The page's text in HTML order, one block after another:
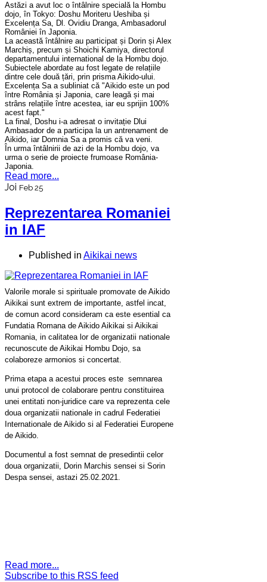
Astăzi a avut loc o întâlnire specială la Hombu
dojo, în Tokyo: Doshu Moriteru Ueshiba și
Excelența Sa, Dl. Ovidiu Dranga, Ambasadorul
României în Japonia.
La această întâlnire au participat și Dorin și Alex
Marchiș, precum și Shoichi Kamiya, directorul
departamentului international de la Hombu dojo.
Subiectele abordate au fost legate de relațiile
dintre cele două țări, prin prisma Aikido-ului.
Excelența Sa a subliniat că "Aikido este un pod
între România și Japonia, care leagă și mai
strâns relațiile între acestea, iar eu sprijin 100%
acest fapt."
La final, Doshu i-a adresat o invitație Dlui
Ambasador de a participa la un antrenament de
Aikido, iar Domnia Sa a promis că va veni.
În urma întâlnirii de azi de la Hombu dojo, va
urma o serie de proiecte frumoase România-
Japonia.
Read more...
Joi Feb 25
Reprezentarea Romaniei
in IAF
Published in Aikikai news
Valorile morale si spirituale promovate de Aikido
Aikikai sunt extrem de importante, astfel incat,
de comun acord consideram ca este esential ca
Fundatia Romana de Aikido Aikikai si Aikikai
Romania, in calitatea lor de organizatii nationale
recunoscute de Aikikai Hombu Dojo, sa
colaboreze armonios si concertat.
Prima etapa a acestui proces este semnarea
unui protocol de colaborare pentru constituirea
unei entitati non-juridice care va reprezenta cele
doua organizatii nationale in cadrul Federatiei
Internationale de Aikido si al Federatiei Europene
de Aikido.
Documentul a fost semnat de presedintii celor
doua organizatii, Dorin Marchis sensei si Sorin
Despa sensei, astazi 25.02.2021.
Read more...
Subscribe to this RSS feed